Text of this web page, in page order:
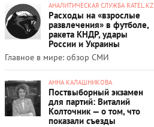
АНАЛИТИЧЕСКАЯ СЛУЖБА RATEL.KZ
Расходы на «взрослые
развлечения» в футболе,
ракета КНДР, удары
России и Украины
Главное в мире: обзор СМИ
АННА КАЛАШНИКОВА
Поствыборный экзамен
для партий: Виталий
Колточник — о том, что
показали съезды